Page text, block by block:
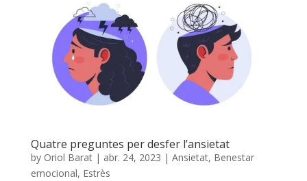
Quatre preguntes per desfer l’ansietat
by Oriol Barat| abr. 24, 2023 | Ansietat, Benestar
emocional, Estrès